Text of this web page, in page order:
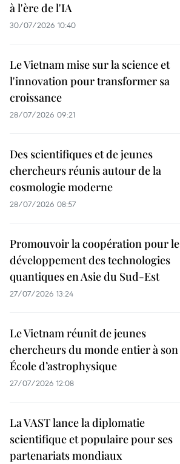
à l'ère de l'IA
30/07/2026 10:40
Le Vietnam mise sur la science et
l'innovation pour transformer sa
croissance
28/07/2026 09:21
Des scientifiques et de jeunes
chercheurs réunis autour de la
cosmologie moderne
28/07/2026 08:57
Promouvoir la coopération pour le
développement des technologies
quantiques en Asie du Sud-Est
27/07/2026 13:24
Le Vietnam réunit de jeunes
chercheurs du monde entier à son
École d’astrophysique
27/07/2026 12:08
La VAST lance la diplomatie
scientifique et populaire pour ses
partenariats mondiaux